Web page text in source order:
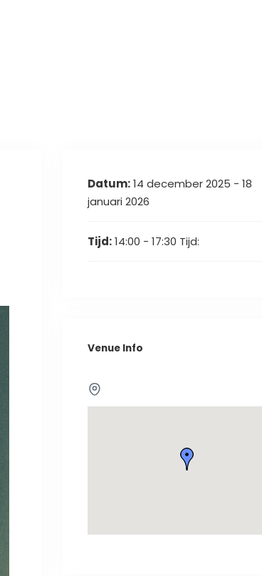
Datum:14 december 2025 - 18
januari 2026
Tijd:14:00 - 17:30 Tijd:
Venue Info